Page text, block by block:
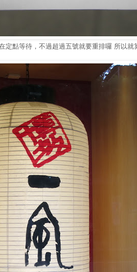
點等待，不過超過五號就要重排囉 所以就